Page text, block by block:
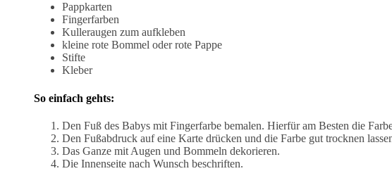
Pappkarten
Fingerfarben
Kulleraugen zum aufkleben
kleine rote Bommel oder rote Pappe
Stifte
Kleber
So einfach gehts:
Den Fuß des Babys mit Fingerfarbe bemalen. Hierfür am Besten die
Den Fußabdruck auf eine Karte drücken und die Farbe gut trocknen
Das Ganze mit Augen und Bommeln dekorieren.
Die Innenseite nach Wunsch beschriften.